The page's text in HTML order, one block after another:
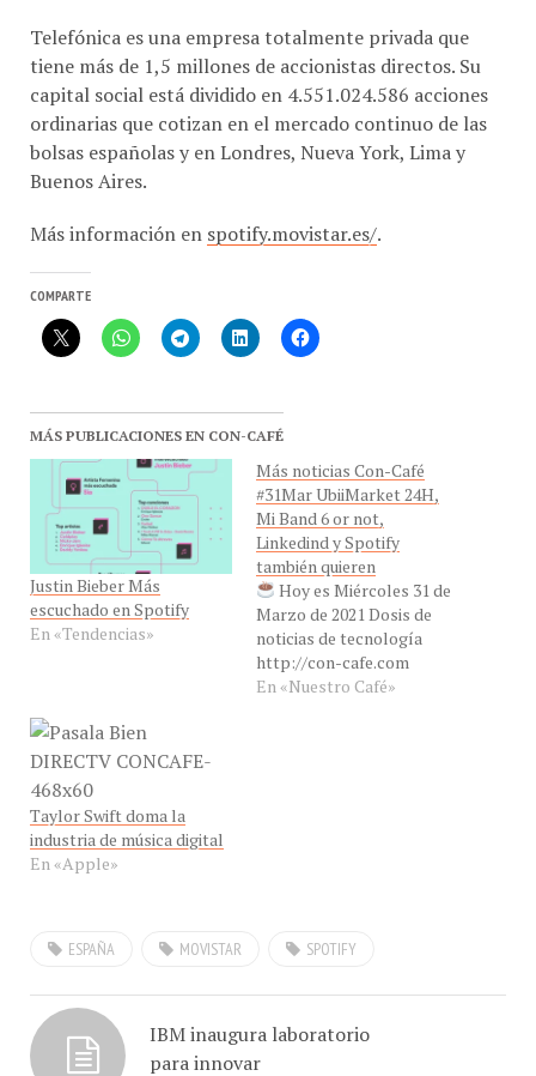
Telefónica es una empresa totalmente privada que
tiene más de 1,5 millones de accionistas directos. Su
capital social está dividido en 4.551.024.586 acciones
ordinarias que cotizan en el mercado continuo de las
bolsas españolas y en Londres, Nueva York, Lima y
Buenos Aires.
Más información en spotify.movistar.es/
COMPARTE
MÁS PUBLICACIONES EN CON-CAFÉ
Justin Bieber Más
escuchado en Spotify
En «Tendencias»
Más noticias Con-Café
#31Mar UbiiMarket 24H,
Mi Band 6 or not,
Linkedind y Spotify
también quieren
Hoy es Miércoles 31 de
Marzo de 2021 Dosis de
noticias de tecnología
http://con-cafe.com
En «Nuestro Café»
Taylor Swift doma la
industria de música digital
En «Apple»
ESPAÑA MOVISTAR SPOTIFY
IBM inaugura laboratorio
para innovar